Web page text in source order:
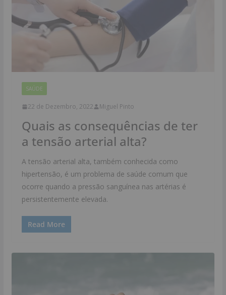
SAÚDE
22 de Dezembro, 2022 Miguel Pinto
Quais as consequências de ter
a tensão arterial alta?
A tensão arterial alta, também conhecida como
hipertensão, é um problema de saúde comum que
ocorre quando a pressão sanguínea nas artérias é
persistentemente elevada.
Read More